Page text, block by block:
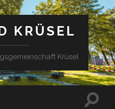
KRÜSEL
Krüsel